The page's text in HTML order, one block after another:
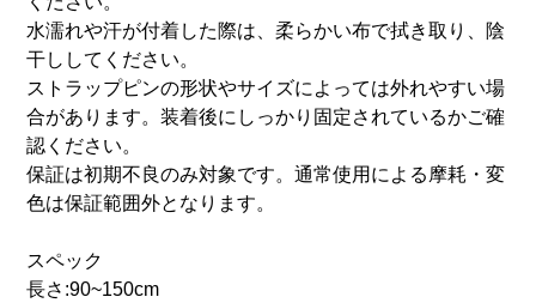
水濡れや汗が付着した際は、柔らかい布で拭き取り、陰
干ししてください。
ストラップピンの形状やサイズによっては外れやすい場
合があります。装着後にしっかり固定されているかご確
認ください。
保証は初期不良のみ対象です。通常使用による摩耗・変
色は保証範囲外となります。
スペック
長さ:90~150cm